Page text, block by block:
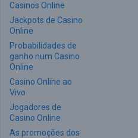
Casinos Online
Jackpots de Casino
Online
Probabilidades de
ganho num Casino
Online
Casino Online ao
Vivo
Jogadores de
Casino Online
As promoções dos